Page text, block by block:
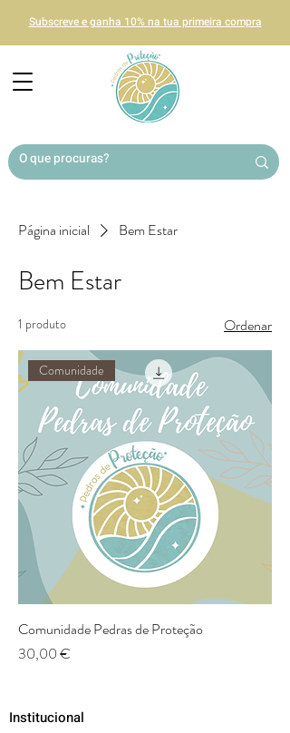
Subscreve e ganha 10% na tua primeira compra
Página inicial Bem Estar
Bem Estar
1 produto Ordenar
Comunidade
Comunidade Pedras de Proteção
Preço
30,00 €
Institucional